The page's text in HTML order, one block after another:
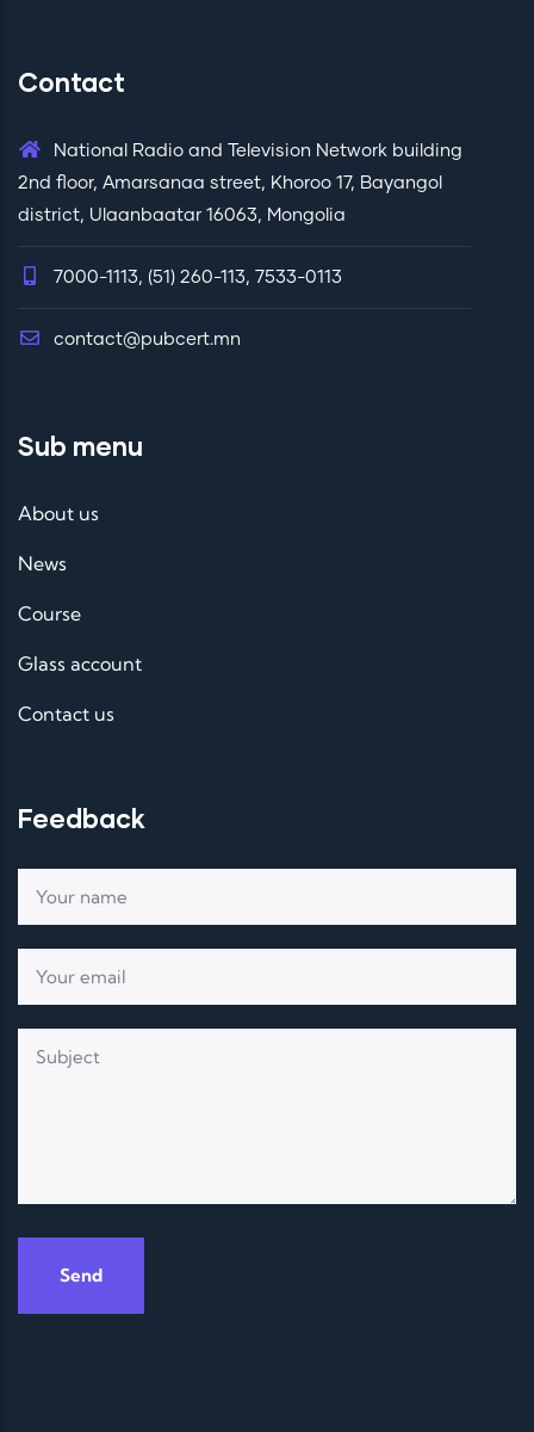
Contact
National Radio and Television Network building
2nd floor, Amarsanaa street, Khoroo 17, Bayangol
district, Ulaanbaatar 16063, Mongolia
7000-1113, (51) 260-113, 7533-0113
contact@pubcert.mn
Sub menu
About us
News
Course
Glass account
Contact us
Feedback